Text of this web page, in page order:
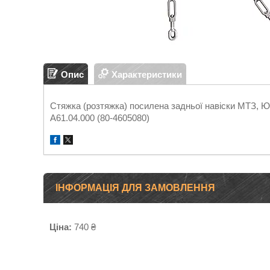
Опис Характеристики
Стяжка (розтяжка) посилена задньої навіски МТЗ,
А61.04.000 (80-4605080)
ІНФОРМАЦІЯ ДЛЯ ЗАМОВЛЕННЯ
Ціна: 740 ₴